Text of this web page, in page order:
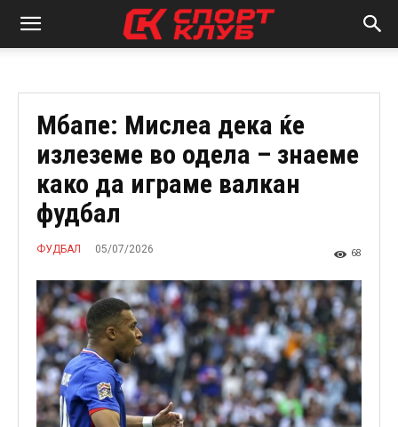
Мбапе: Мислеа дека ќе
излеземе во одела – знаеме
како да играме валкан
фудбал
ФУДБАЛ 05/07/2026 68